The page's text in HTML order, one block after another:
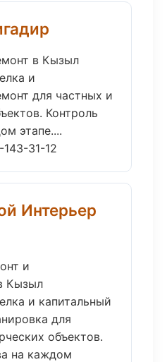
в Кызыл
и
для частных и
Контроль
этапе....
31-12
Интерьер
и
Кызыл
и капитальный
для
объектов.
на каждом